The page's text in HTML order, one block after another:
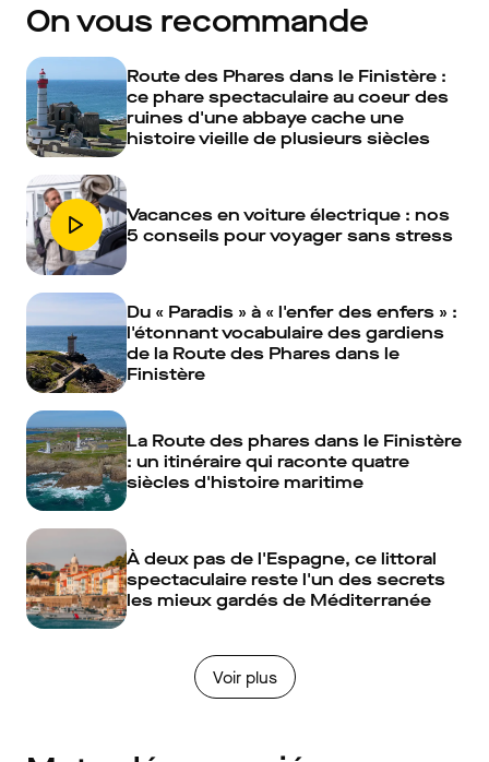
On vous recommande
Route des Phares dans le Finistère :
ce phare spectaculaire au coeur des
ruines d'une abbaye cache une
histoire vieille de plusieurs siècles
Vacances en voiture électrique : nos
5 conseils pour voyager sans stress
Du « Paradis » à « l'enfer des enfers » :
l'étonnant vocabulaire des gardiens
de la Route des Phares dans le
Finistère
La Route des phares dans le Finistère
: un itinéraire qui raconte quatre
siècles d'histoire maritime
À deux pas de l'Espagne, ce littoral
spectaculaire reste l'un des secrets
les mieux gardés de Méditerranée
Voir plus